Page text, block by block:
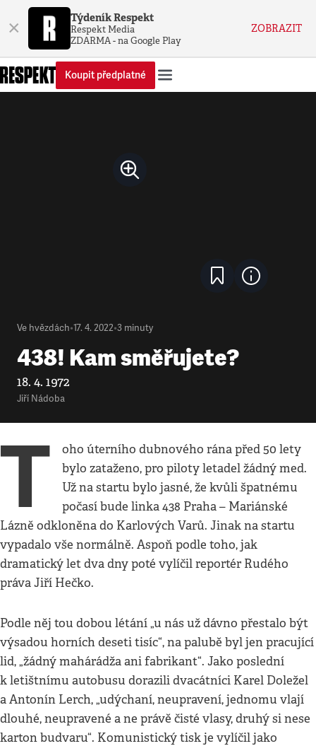
× Týdeník Respekt
Respekt Media
ZDARMA - na Google Play
ZOBRAZIT
Koupit předplatné
Ve hvězdách•17. 4. 2022•3 minuty
438! Kam směřujete?
18. 4. 1972
Jiří Nádoba
T
oho úterního dubnového rána před 50 lety
bylo zataženo, pro piloty letadel žádný med.
Už na startu bylo jasné, že kvůli špatnému
počasí bude linka 438 Praha – Mariánské
Lázně odkloněna do Karlových Varů. Jinak na startu
vypadalo vše normálně. Aspoň podle toho, jak
dramatický let dva dny poté vylíčil reportér Rudého
práva Jiří Hečko.
Podle něj tou dobou létání „u nás už dávno přestalo být
výsadou horních deseti tisíc“, na palubě byl jen pracující
lid, „žádný mahárádža ani fabrikant“. Jako poslední
k letištnímu autobusu dorazili dvacátníci Karel Doležel
a Antonín Lerch, „udýchaní, neupravení, jednomu vlají
dlouhé, neupravené a ne právě čisté vlasy, druhý si nese
karton budvaru“. Komunistický tisk je vylíčil jako